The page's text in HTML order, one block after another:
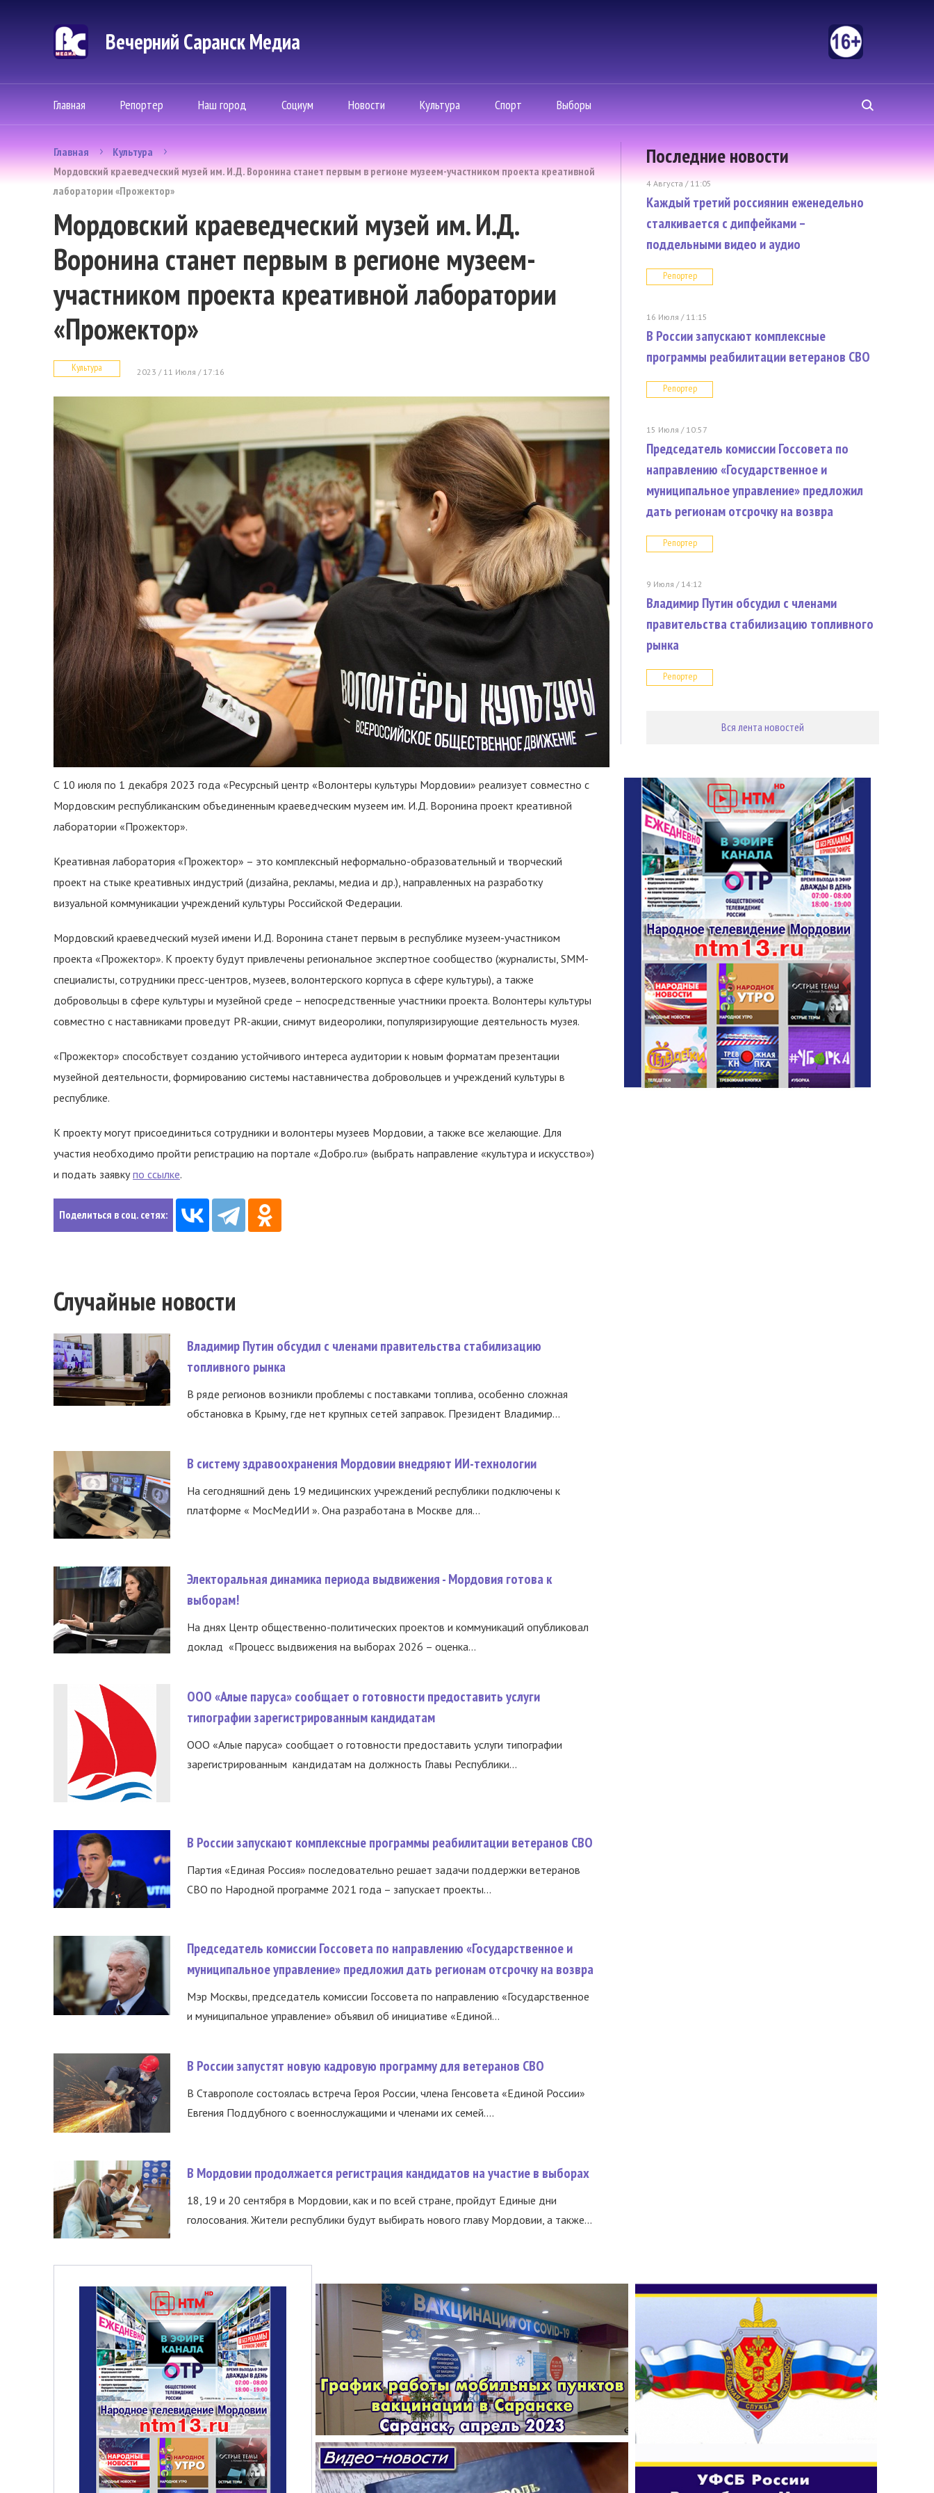
Вечерний Саранск Mедиа
Главная Репортер Наш город Социум Новости Культура Спорт Выборы
Главная
Культура
Мордовский краеведческий музей им. И.Д. Воронина станет первым в регионе музеем-участником проекта креативной
лаборатории «Прожектор»
Мордовский краеведческий музей им. И.Д.
Воронина станет первым в регионе музеем-
участником проекта креативной лаборатории
«Прожектор»
Культура 2023 / 11 Июля / 17:16
С 10 июля по 1 декабря 2023 года «Ресурсный центр «Волонтеры культуры Мордовии» реализует совместно с
Мордовским республиканским объединенным краеведческим музеем им. И.Д. Воронина проект креативной
лаборатории «Прожектор».
Креативная лаборатория «Прожектор» – это комплексный неформально-образовательный и творческий
проект на стыке креативных индустрий (дизайна, рекламы, медиа и др.), направленных на разработку
визуальной коммуникации учреждений культуры Российской Федерации.
Мордовский краеведческий музей имени И.Д. Воронина станет первым в республике музеем-участником
проекта «Прожектор». К проекту будут привлечены региональное экспертное сообщество (журналисты, SMM-
специалисты, сотрудники пресс-центров, музеев, волонтерского корпуса в сфере культуры), а также
добровольцы в сфере культуры и музейной среде – непосредственные участники проекта. Волонтеры культуры
совместно с наставниками проведут PR-акции, снимут видеоролики, популяризирующие деятельность музея.
«Прожектор» способствует созданию устойчивого интереса аудитории к новым форматам презентации
музейной деятельности, формированию системы наставничества добровольцев и учреждений культуры в
республике.
К проекту могут присоединиться сотрудники и волонтеры музеев Мордовии, а также все желающие. Для
участия необходимо пройти регистрацию на портале «Добро.ru» (выбрать направление «культура и искусство»)
и подать заявкупо ссылке.
Поделиться в соц. сетях:
Случайные новости
Владимир Путин обсудил с членами правительства стабилизацию
топливного рынка
В ряде регионов возникли проблемы с поставками топлива, особенно сложная
обстановка в Крыму, где нет крупных сетей заправок. Президент Владимир...
В систему здравоохранения Мордовии внедряют ИИ-технологии
На сегодняшний день 19 медицинских учреждений республики подключены к
платформе « МосМедИИ ». Она разработана в Москве для...
Электоральная динамика периода выдвижения - Мордовия готова к
выборам!
На днях Центр общественно-политических проектов и коммуникаций опубликовал
доклад «Процесс выдвижения на выборах 2026 – оценка...
ООО «Алые паруса» сообщает о готовности предоставить услуги
типографии зарегистрированным кандидатам
ООО «Алые паруса» сообщает о готовности предоставить услуги типографии
зарегистрированным кандидатам на должность Главы Республики...
В России запускают комплексные программы реабилитации ветеранов СВО
Партия «Единая Россия» последовательно решает задачи поддержки ветеранов
СВО по Народной программе 2021 года – запускает проекты...
Председатель комиссии Госсовета по направлению «Государственное и
муниципальное управление» предложил дать регионам отсрочку на возвра
Мэр Москвы, председатель комиссии Госсовета по направлению «Государственное
и муниципальное управление» объявил об инициативе «Единой...
В России запустят новую кадровую программу для ветеранов СВО
В Ставрополе состоялась встреча Героя России, члена Генсовета «Единой России»
Евгения Поддубного с военнослужащими и членами их семей....
В Мордовии продолжается регистрация кандидатов на участие в выборах
18, 19 и 20 сентября в Мордовии, как и по всей стране, пройдут Единые дни
голосования. Жители республики будут выбирать нового главу Мордовии, а также...
Последние новости
4 Августа / 11:05
Каждый третий россиянин еженедельно
сталкивается с дипфейками –
поддельными видео и аудио
Репортер
16 Июля / 11:15
В России запускают комплексные
программы реабилитации ветеранов СВО
Репортер
15 Июля / 10:57
Председатель комиссии Госсовета по
направлению «Государственное и
муниципальное управление» предложил
дать регионам отсрочку на возвра
Репортер
9 Июля / 14:12
Владимир Путин обсудил с членами
правительства стабилизацию топливного
рынка
Репортер
Вся лента новостей